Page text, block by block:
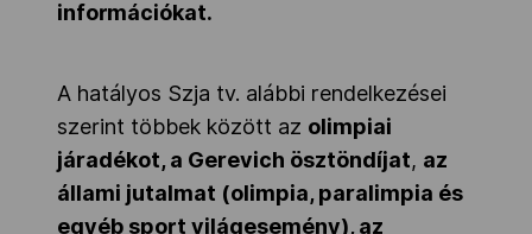
Társszervezetek
OVEP
információkat.
A hatályos Szja tv. alábbi rendelkezései
szerint többek között az olimpiai
járadékot, a Gerevich ösztöndíjat, az
állami jutalmat (olimpia, paralimpia és
egyéb sport világesemény), az